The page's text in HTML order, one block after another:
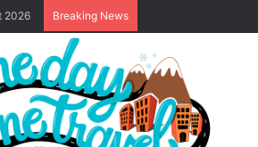
2026 Breaking News